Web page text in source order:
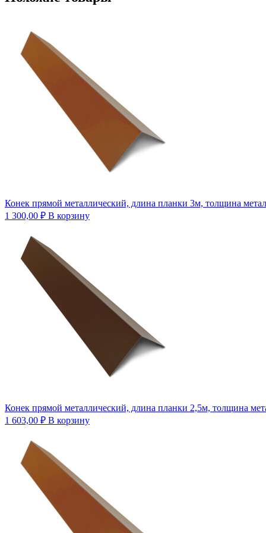
Конек прямой металлический, длина планки 3м, толщина
1 300,00 ₽ В корзину
Конек прямой металлический, длина планки 2,5м, толщина
1 603,00 ₽ В корзину